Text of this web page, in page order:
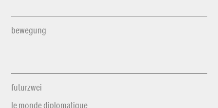
bewegung
futurzwei
le monde diplomatique